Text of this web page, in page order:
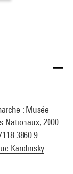
: Musée
Nationaux, 2000
3860 9
Kandinsky